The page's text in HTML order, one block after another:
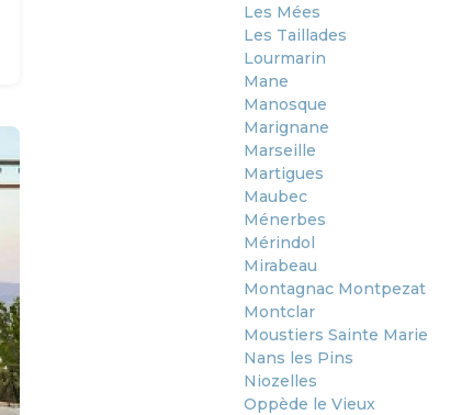
Les Mées
Les Taillades
Lourmarin
Mane
Manosque
Marignane
Marseille
Martigues
Maubec
Ménerbes
Mérindol
Mirabeau
Montagnac Montpezat
Montclar
Moustiers Sainte Marie
Nans les Pins
Niozelles
Oppède le Vieux